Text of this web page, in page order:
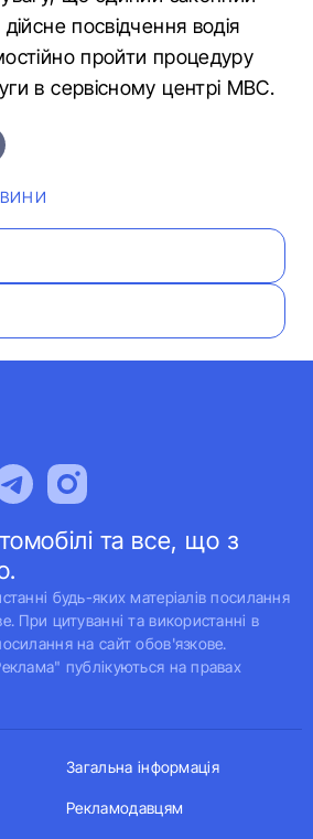
посвідчення водія
пройти процедуру
в сервісному центрі МВС.
та все, що з
будь-яких матеріалів посилання
При цитуванні та використанні в
на сайт обов'язкове.
публікуються на правах
Загальна інформація
Рекламодавцям